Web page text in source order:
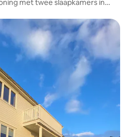
met twee slaapkamers in